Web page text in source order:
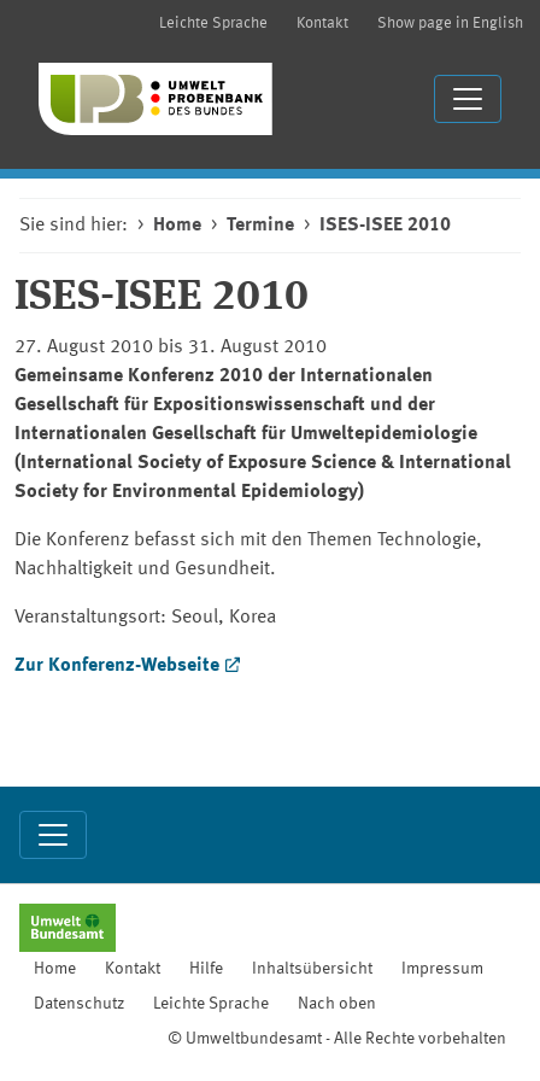
Leichte Sprache Kontakt Show page in English
Sie sind hier: Home Termine ISES-ISEE 2010
ISES-ISEE 2010
27. August 2010 bis 31. August 2010
Gemeinsame Konferenz 2010 der Internationalen
Gesellschaft für Expositionswissenschaft und der
Internationalen Gesellschaft für Umweltepidemiologie
( International Society of Exposure Science & International
Society for Environmental Epidemiology)
Die Konferenz befasst sich mit den Themen Technologie,
Nachhaltigkeit und Gesundheit.
Veranstaltungsort: Seoul, Korea
Zur Konferenz-Webseite
Home Kontakt Hilfe Inhaltsübersicht Impressum
Datenschutz Leichte Sprache Nach oben
© Umweltbundesamt - Alle Rechte vorbehalten